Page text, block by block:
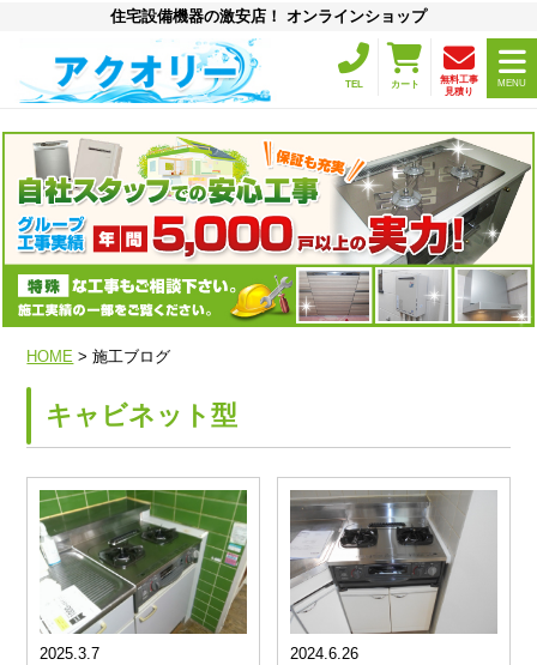
住宅設備機器の激安店！ オンラインショップ
TEL カート
無料工事
見積り
MENU
HOME > 施工ブログ
キャビネット型
2025.3.7 2024.6.26